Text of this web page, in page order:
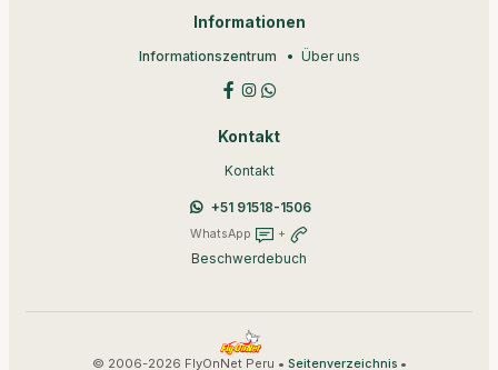
Informationen
Informationszentrum Über uns
Kontakt
Kontakt
+51 91518-1506
WhatsApp +
Beschwerdebuch
© 2006-2026 FlyOnNet Peru • Seitenverzeichnis•